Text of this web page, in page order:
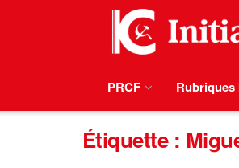
PRCF Rubriques
Étiquette :